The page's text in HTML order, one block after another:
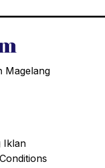
Magelang
Iklan